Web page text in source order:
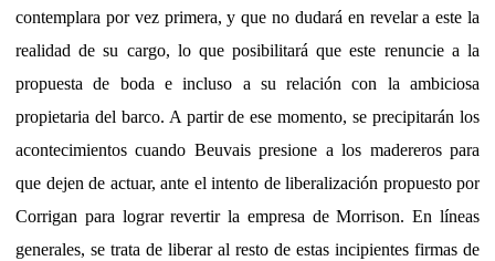
contemplara por vez primera, y que no dudará en revelar a este la
realidad de su cargo, lo que posibilitará que este renuncie a la
propuesta de boda e incluso a su relación con la ambiciosa
propietaria del barco. A partir de ese momento, se precipitarán los
acontecimientos cuando Beuvais presione a los madereros para
que dejen de actuar, ante el intento de liberalización propuesto por
Corrigan para lograr revertir la empresa de Morrison. En líneas
generales, se trata de liberar al resto de estas incipientes firmas de